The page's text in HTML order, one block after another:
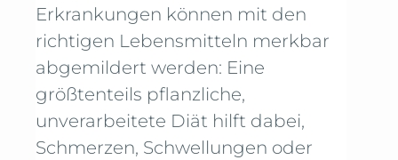
Erkrankungen können mit den
richtigen Lebensmitteln merkbar
abgemildert werden: Eine
größtenteils pflanzliche,
unverarbeitete Diät hilft dabei,
Schmerzen, Schwellungen oder